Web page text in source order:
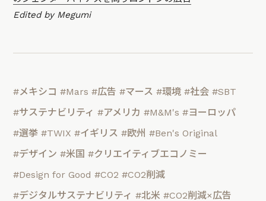
Edited by Megumi
#メキシコ #Mars #広告 #マース #環境 #社会 #SBT
#サステナビリティ #アメリカ #M&M's #ヨーロッパ
#選挙 #TWIX #イギリス #欧州 #Ben's Original
#デザイン #米国 #クリエイティブエコノミー
#Design for Good #CO2 #CO2削減
#デジタルサステナビリティ #北米 #CO2削減×広告